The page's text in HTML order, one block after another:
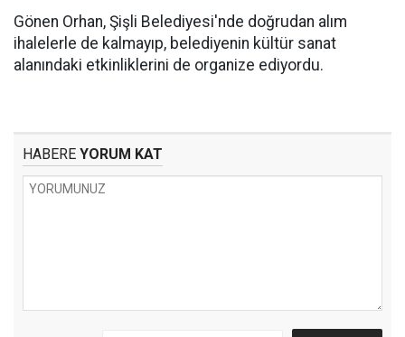
Gönen Orhan, Şişli Belediyesi'nde doğrudan alım
ihalelerle de kalmayıp, belediyenin kültür sanat
alanındaki etkinliklerini de organize ediyordu.
HABERE YORUM KAT